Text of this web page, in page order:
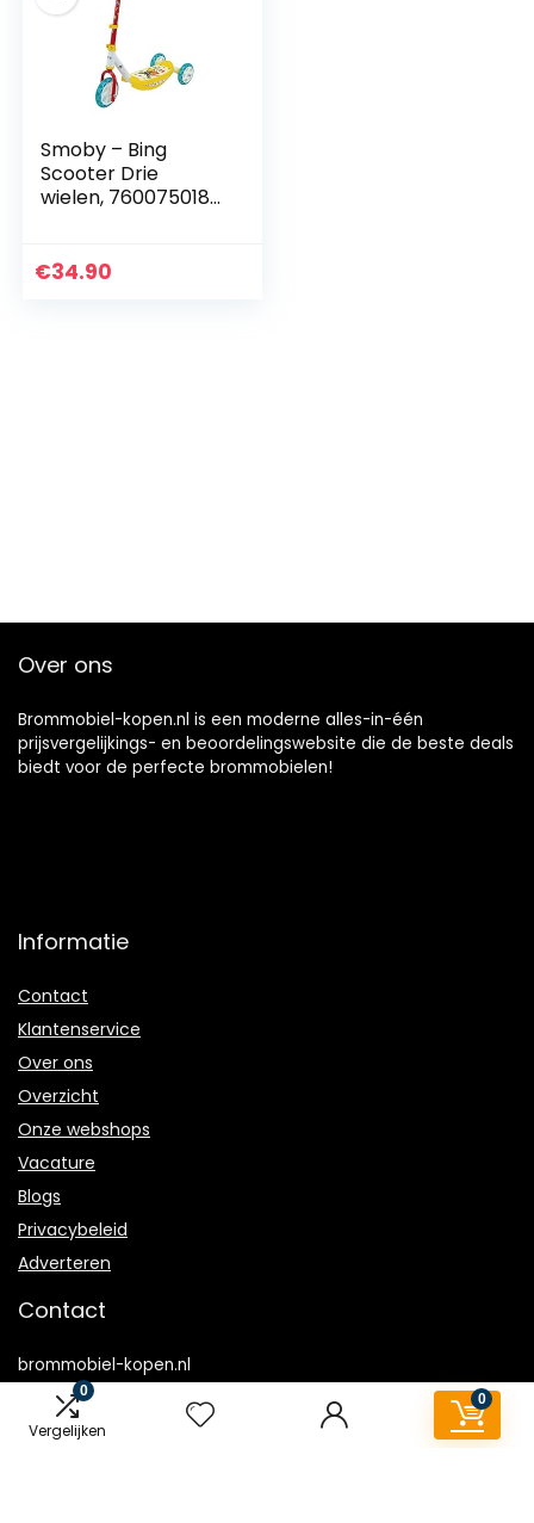
0
Vergelijken
0
Smoby – Bing
Scooter Drie
wielen, 7600750189,
€34.90
Over ons
Brommobiel-kopen.nl is een moderne alles-in-één
prijsvergelijkings- en beoordelingswebsite die de beste deals
biedt voor de perfecte brommobielen!
Informatie
Contact
Klantenservice
Over ons
Overzicht
Onze webshops
Vacature
Blogs
Privacybeleid
Adverteren
Contact
brommobiel-kopen.nl
Postadres: Lakenvelder 3 5507KV Veldhoven Nederland